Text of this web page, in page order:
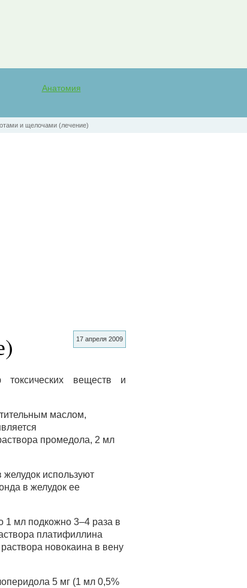
Анатомия
и щелочами (лечение)
17 апреля 2009
веществ и
маслом,
промедола, 2 мл
используют
в желудок ее
1 мл подкожно 3–4 раза в
платифиллина
новокаина в вену
5 мг (1 мл 0,5%